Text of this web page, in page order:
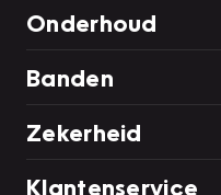
Onderhoud
Banden
Zekerheid
Klantenservice